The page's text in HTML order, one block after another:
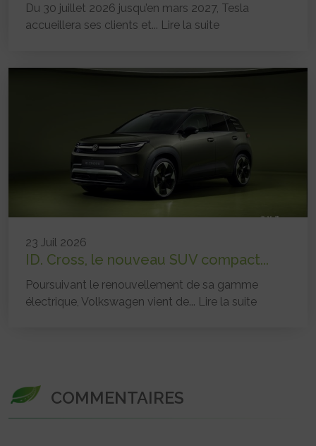
Du 30 juillet 2026 jusqu’en mars 2027, Tesla
accueillera ses clients et... Lire la suite
23 Juil 2026
ID. Cross, le nouveau SUV compact...
Poursuivant le renouvellement de sa gamme
électrique, Volkswagen vient de... Lire la suite
COMMENTAIRES